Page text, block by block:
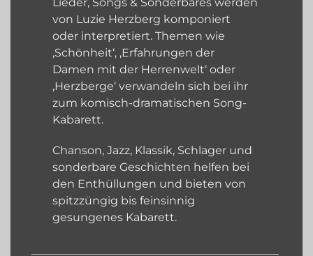
von Luzie Herzberg komponiert
oder interpretiert. Themen wie
‚Schönheit‘, ‚Erfahrungen der
Damen mit der Herrenwelt‘ oder
‚Herzberge‘ verwandeln sich bei ihr
zum komisch-dramatischen Song-
Kabarett.
Chanson, Jazz, Klassik, Schlager und
sonderbare Geschichten helfen bei
den Enthüllungen und bieten von
spitzzüngig bis feinsinnig
gesungenes Kabarett.